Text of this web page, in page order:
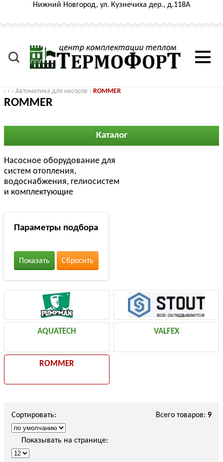
Нижний Новгород, ул. Кузнечиха дер., д.118А
› › › Автоматика для насосов › ROMMER
ROMMER
Каталог
Насосное оборудование для
систем отопления,
водоснабжения, гелиосистем
и комплектующие
Параметры подбора
Показать Сбросить
AQUATECH VALFEX
ROMMER
Всего товаров: 9
Сортировать:
Показывать на странице: